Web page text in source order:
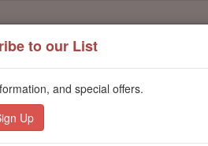
wasde-platformed by Shopify for
Candles, and Catholic Online
to our List
and special offers.